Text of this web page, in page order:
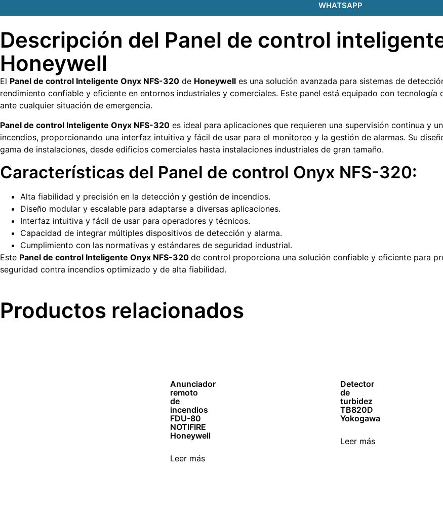
WHATSAPP
Descripción del Panel de control
Honeywell
El Panel de control Inteligente Onyx NFS-320 de Honeywell es una solución avanzada para sistemas de
rendimiento confiable y eficiente en entornos industriales y comerciales. Este panel está equipado con
ante cualquier situación de emergencia.
Panel de control Inteligente Onyx NFS-320 es ideal para aplicaciones que requieren una supervisión continua y
incendios, proporcionando una interfaz intuitiva y fácil de usar para el monitoreo y la gestión de alarmas. Su
gama de instalaciones, desde edificios comerciales hasta instalaciones industriales de gran tamaño.
Características del Panel de control Onyx NFS-320:
Alta fiabilidad y precisión en la detección y gestión de incendios.
Diseño modular y escalable para adaptarse a diversas aplicaciones.
Interfaz intuitiva y fácil de usar para operadores y técnicos.
Capacidad de integrar múltiples dispositivos de detección y alarma.
Cumplimiento con las normativas y estándares de seguridad industrial.
Este Panel de control Inteligente Onyx NFS-320 de control proporciona una solución confiable y eficiente para
seguridad contra incendios optimizado y de alta fiabilidad.
Productos relacionados
Anunciador
remoto
de
incendios
FDU-80
NOTIFIRE
Honeywell
Leer más
Detector
de
turbidez
TB820D
Yokogawa
Leer más